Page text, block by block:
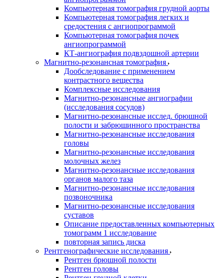
Компьютерная томография грудной аорты
Компьютерная томография легких и
средостения с ангиопрограммой
Компьютерная томография почек
ангиопрограммой
КТ-ангиография подвздошной артерии
Магнитно-резонансная томография
Дообследование с применением
контрастного вещества
Комплексные исследования
Магнитно-резонансные ангиографии
(исследования сосудов)
Магнитно-резонансные исслед. брюшной
полости и забрюшинного пространства
Магнитно-резонансные исследования
головы
Магнитно-резонансные исследования
молочных желез
Магнитно-резонансные исследования
органов малого таза
Магнитно-резонансные исследования
позвоночника
Магнитно-резонансные исследования
суставов
Описание предоставленных компьютерных
томограмм 1 исследование
повторная запись диска
Рентгенографические исследования
Рентген брюшной полости
Рентген головы